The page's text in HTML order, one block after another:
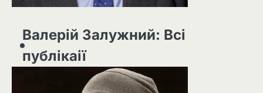
Валерій Залужний: Всі
публікаії